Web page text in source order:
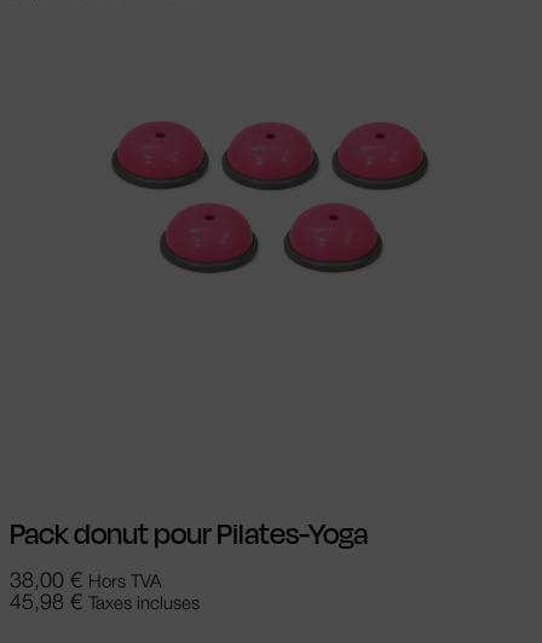
Pack donut pour Pilates-Yoga
38,00 € Hors TVA
45,98 € Taxes incluses